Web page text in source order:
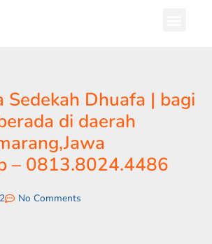
Sedekah Dhuafa | bagi
di daerah
– 0813.8024.4486
No Comments